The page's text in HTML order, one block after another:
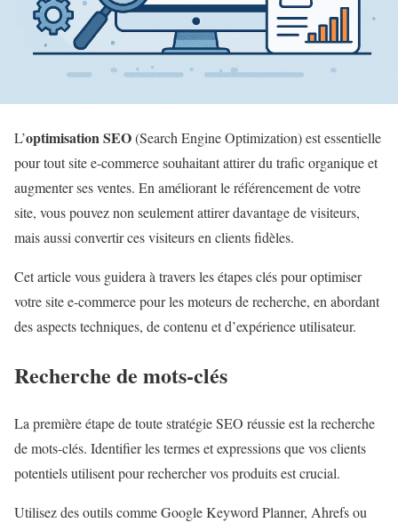
L’optimisation SEO(Search Engine Optimization) est essentielle
pour tout site e-commerce souhaitant attirer du trafic organique et
augmenter ses ventes. En améliorant le référencement de votre
site, vous pouvez non seulement attirer davantage de visiteurs,
mais aussi convertir ces visiteurs en clients fidèles.
Cet article vous guidera à travers les étapes clés pour optimiser
votre site e-commerce pour les moteurs de recherche, en abordant
des aspects techniques, de contenu et d’expérience utilisateur.
Recherche de mots-clés
La première étape de toute stratégie SEO réussie est la recherche
de mots-clés. Identifier les termes et expressions que vos clients
potentiels utilisent pour rechercher vos produits est crucial.
Utilisez des outils comme Google Keyword Planner, Ahrefs ou